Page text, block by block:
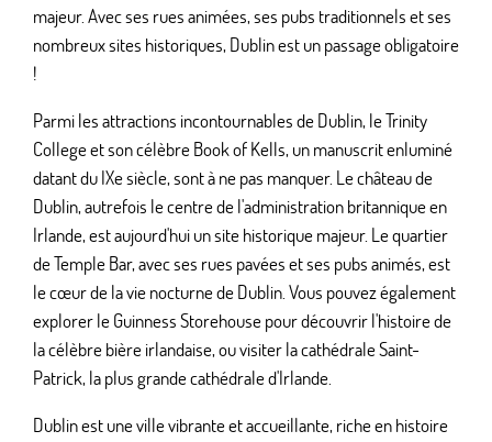
majeur. Avec ses rues animées, ses pubs traditionnels et ses
nombreux sites historiques, Dublin est un passage obligatoire
!
Parmi les attractions incontournables de Dublin, le Trinity
College et son célèbre Book of Kells, un manuscrit enluminé
datant du IXe siècle, sont à ne pas manquer. Le château de
Dublin, autrefois le centre de l'administration britannique en
Irlande, est aujourd'hui un site historique majeur. Le quartier
de Temple Bar, avec ses rues pavées et ses pubs animés, est
le cœur de la vie nocturne de Dublin. Vous pouvez également
explorer le Guinness Storehouse pour découvrir l'histoire de
la célèbre bière irlandaise, ou visiter la cathédrale Saint-
Patrick, la plus grande cathédrale d'Irlande.
Dublin est une ville vibrante et accueillante, riche en histoire